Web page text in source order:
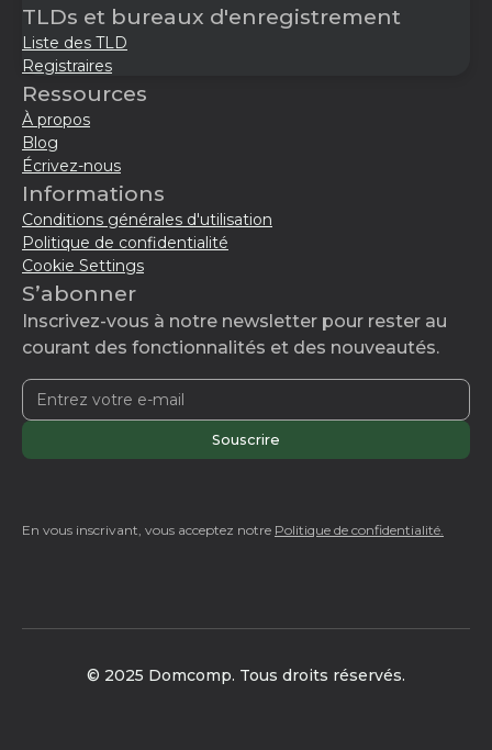
TLDs et bureaux d'enregistrement
Liste des TLD
Registraires
Ressources
À propos
Blog
Écrivez-nous
Informations
Conditions générales d'utilisation
Politique de confidentialité
Cookie Settings
S’abonner
Inscrivez-vous à notre newsletter pour rester au
courant des fonctionnalités et des nouveautés.
En vous inscrivant, vous acceptez notre Politique de confidentialité.
© 2025 Domcomp. Tous droits réservés.